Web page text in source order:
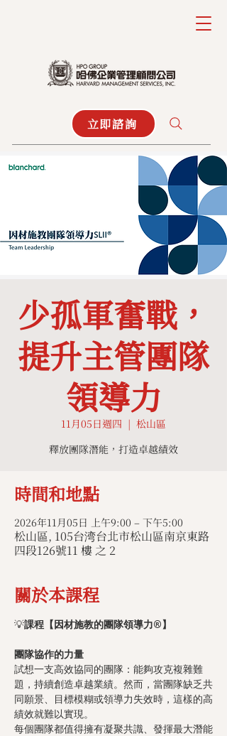
立即諮詢
少孤軍奮戰，
提升主管團隊
領導力
11月05日週四
  |
松山區
釋放團隊潛能，打造卓越績效
時間和地點
2026年11月05日 上午9:00 – 下午5:00
松山區, 105台湾台北市松山區南京東路
四段126號11 樓 之 2
關於本課程
💡課程【因材施教的團隊領導力®】
團隊協作的力量
試想一支高效協同的團隊：能夠攻克複雜難
題，持續創造卓越業績。然而，當團隊缺乏共
同願景、目標模糊或領導力失效時，這樣的高
績效就難以實現。
每個團隊都值得擁有凝聚共識、發揮最大潛能